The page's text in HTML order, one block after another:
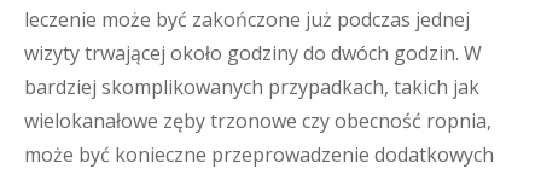
leczenie może być zakończone już podczas jednej
wizyty trwającej około godziny do dwóch godzin. W
bardziej skomplikowanych przypadkach, takich jak
wielokanałowe zęby trzonowe czy obecność ropnia,
może być konieczne przeprowadzenie dodatkowych